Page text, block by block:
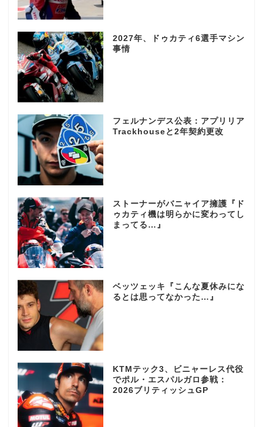
2027年、ドゥカティ6選手マシン
事情
フェルナンデス公表：アプリリア
Trackhouseと2年契約更改
ストーナーがバニャイア擁護『ド
ゥカティ機は明らかに変わってし
まってる…』
ベッツェッキ『こんな夏休みにな
るとは思ってなかった…』
KTMテック3、ビニャーレス代役
でポル・エスパルガロ参戦：
2026ブリティッシュGP